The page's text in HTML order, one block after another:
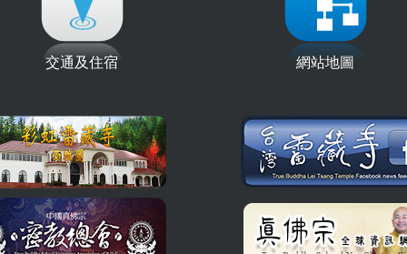
交通及住宿 網站地圖